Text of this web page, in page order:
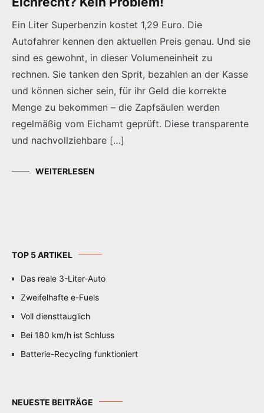
Ein Liter Superbenzin kostet 1,29 Euro. Die
Autofahrer kennen den aktuellen Preis genau. Und sie
sind es gewohnt, in dieser Volumeneinheit zu
rechnen. Sie tanken den Sprit, bezahlen an der Kasse
und können sicher sein, für ihr Geld die korrekte
Menge zu bekommen – die Zapfsäulen werden
regelmäßig vom Eichamt geprüft. Diese transparente
und nachvollziehbare […]
WEITERLESEN
TOP 5 ARTIKEL
Das reale 3-Liter-Auto
Zweifelhafte e-Fuels
Voll diensttauglich
Bei 180 km/h ist Schluss
Batterie-Recycling funktioniert
NEUESTE BEITRÄGE